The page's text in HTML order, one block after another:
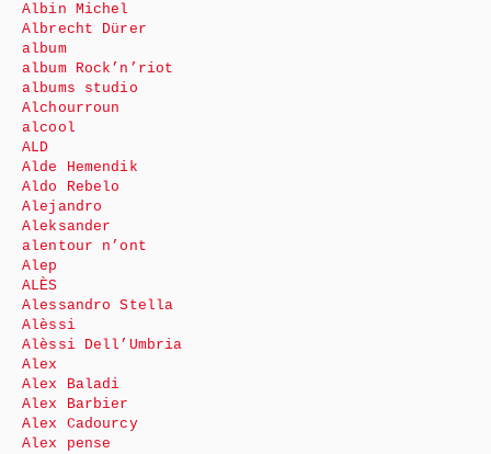
Albin Michel
Albrecht Dürer
album
album Rock’n’riot
albums studio
Alchourroun
alcool
ALD
Alde Hemendik
Aldo Rebelo
Alejandro
Aleksander
alentour n’ont
Alep
ALÈS
Alessandro Stella
Alèssi
Alèssi Dell’Umbria
Alex
Alex Baladi
Alex Barbier
Alex Cadourcy
Alex pense